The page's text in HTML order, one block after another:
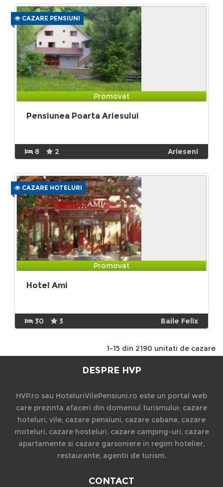
CAZARE PENSIUNI
Promovat
Pensiunea Poarta Ariesului
8 2 Arieseni
CAZARE HOTELURI
Promovat
Hotel Ami
30 3 Baile Felix
1-15 din 2190 unitati de cazare
DESPRE HVP
HVP.ro sau HoteluriVilePensiuni.ro este un portal web
care prezinta afaceri din domeniul turismului: cazare
hoteluri, vile, cazare pensiuni, cazare cabane, cazare
moteluri, cazare hosteluri, cazare camping-uri, cazare
apartamente si cazare garsoniere in regim hotelier,
restaurante, agentii de turism.
CONTACT